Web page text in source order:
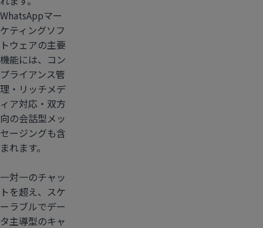
WhatsAppマー
ケティングソフ
トウェアの主要
機能には、コン
プライアンス管
理・リッチメデ
ィア対応・双方
向の会話型メッ
セージングも含
まれます。
一対一のチャッ
トを超え、スケ
ーラブルでデー
タ主導型のキャ